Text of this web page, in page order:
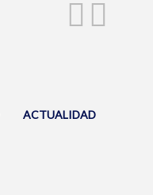
ACTUALIDAD